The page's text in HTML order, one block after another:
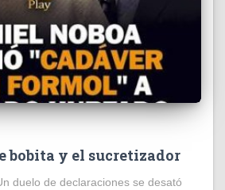
bobita y el sucretizador
duelo de declaraciones se desató